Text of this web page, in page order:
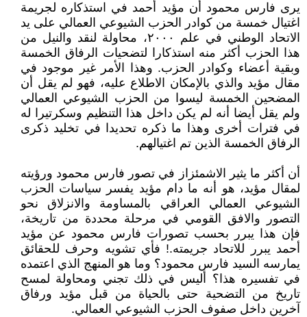
يرى فارس محمود أن مؤيد أحمد في استذكاره لجريمة
اغتيال خمسة من كوادر الحزب الشيوعي العمالي على يد
الاتحاد الوطني في علم ٢٠٠٠، محاولة لنقد والنيل من
هذا الحزب أكثر منه استذكارا لتضحيات الرفاق الخمسة
وبقية أعضاء وكوادر الحزب. وهذا الأمر غير موجود في
مقال مؤيد والذي بالإمكان الاطلاع عليه، فهو لم يقل أن
المضحين الخمسة ليسوا من الحزب الشيوعي العمالي
ولم يقل أيضا أنه لم يكن داخل هذا التنظيم وسكرتيرا له
في فترات أخرى وهذا ما ذكره تحديدا في تخليد ذكرى
الرفاق الخمسة الذين تم اغتيالهم.
أن أكثر ما يثير الاشمئزاز في تصور فارس محمود ورؤيته
لمقال مؤيد، هو أنه ما دام مؤيد يفسر سياسات الحزب
الشيوعي العمالي العراقي بالمساومة والانزلاق نحو
التصور والافق القومي في مرحلة محددة من تاريخة،
فإن هذا يبرر بحسب تصورات فارس محمود عن مؤيد
أحمد يبرر للاتحاد جريمته.! فأي تشويه وحرف للحقائق
يمارسه السيد فارس محمود؟ وما هو المنهج الذي اعتمده
في تفسيره هذا؟ أليس في ذلك تجني ومحاولة لمسح
تاريخ من التضحية حتى بالحياة من قبل مؤيد ورفاق
آخرين داخل صفوف الحزب الشيوعي العمالي.